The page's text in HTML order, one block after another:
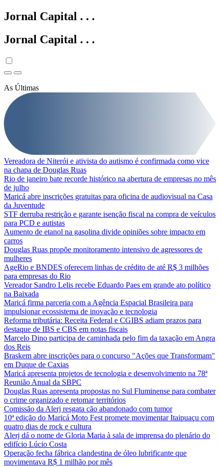
Jornal Capital . . .
Jornal Capital . . .
As Últimas
Vereadora de Niterói e ativista do autismo é confirmada como vice
na chapa de Douglas Ruas
Rio de janeiro bate recorde histórico na abertura de empresas no mês
de julho
Maricá abre inscrições gratuitas para oficina de audiovisual na Casa
da Juventude
STF derruba restrição e garante isenção fiscal na compra de veículos
para PCD e autistas
Aumento de etanol na gasolina divide opiniões sobre impacto em
carros
Douglas Ruas propõe monitoramento intensivo de agressores de
mulheres
AgeRio e BNDES oferecem linhas de crédito de até R$ 3 milhões
para empresas do Rio
Vereador Sandro Lelis recebe Eduardo Paes em grande ato político
na Baixada
Maricá firma parceria com a Agência Espacial Brasileira para
impulsionar ecossistema de inovação e tecnologia
Reforma tributária: Receita Federal e CGIBS adiam prazos para
destaque de IBS e CBS em notas fiscais
Marcelo Dino participa de caminhada pelo fim da taxação em Angra
dos Reis
Braskem abre inscrições para o concurso "Ações que Transformam"
em Duque de Caxias
Maricá apresenta projetos de tecnologia e desenvolvimento na 78ª
Reunião Anual da SBPC
Douglas Ruas apresenta propostas no Sul Fluminense para combater
o crime organizado e retomar territórios
Comissão da Alerj resgata cão abandonado com tumor
10ª edição do Maricá Moto Fest promete movimentar Itaipuaçu com
quatro dias de rock e cultura
Alerj dá o nome de Gloria Maria à sala de imprensa do plenário do
edifício Lúcio Costa
Operação fecha fábrica clandestina de óleo lubrificante que
movimentava R$ 1 milhão por mês